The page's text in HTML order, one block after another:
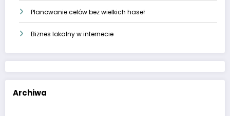
Planowanie celów bez wielkich haseł
Biznes lokalny w internecie
Archiwa